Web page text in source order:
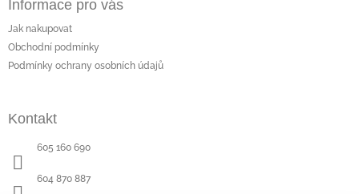
Informace pro vás
Jak nakupovat
Obchodní podmínky
Podmínky ochrany osobních údajů
Kontakt
605 160 690
604 870 887